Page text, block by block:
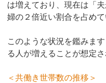
は増えており、現在は「
婦の２倍近い割合を占め
このような状況を鑑みま
る人が増えることが想定さ
＜共働き世帯数の推移＞